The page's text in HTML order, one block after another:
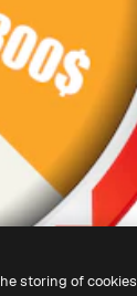
storing of